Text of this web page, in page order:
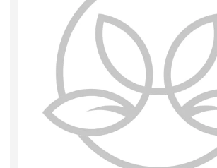
Искусственные цветы и растения
Декоративные вазы, кашпо
Игрушки мягкие